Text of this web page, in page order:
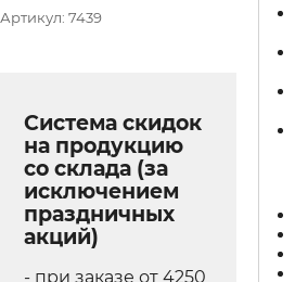
Артикул: 7439
Система скидок
на продукцию
со склада (за
исключением
праздничных
акций)
- при заказе от 4250